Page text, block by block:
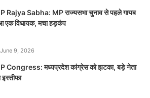
Rajya Sabha: MP राज्यसभा चुनाव से पहले गायब
एक विधायक, मचा हड़कंप
June 9, 2026
Congress: मध्यप्रदेश कांग्रेस को झटका, बड़े नेता
इस्तीफा